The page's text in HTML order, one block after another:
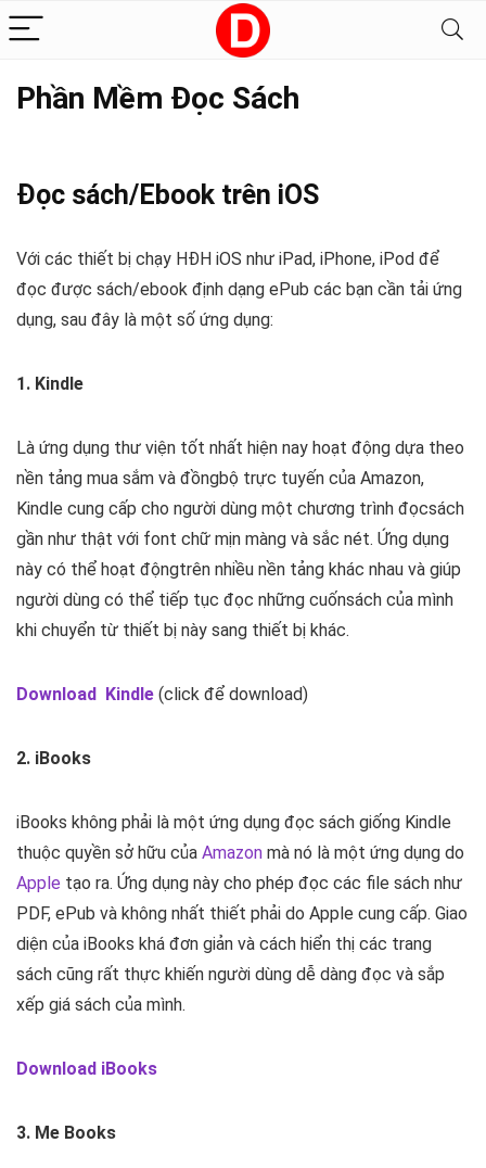
Phần Mềm Đọc Sách
Đọc sách/Ebook trên iOS
Với các thiết bị chạy HĐH iOS như iPad, iPhone, iPod để
đọc được sách/ebook định dạng ePub các bạn cần tải ứng
dụng, sau đây là một số ứng dụng:
1. Kindle
Là ứng dụng thư viện tốt nhất hiện nay hoạt động dựa theo
nền tảng mua sắm và đồngbộ trực tuyến của Amazon,
Kindle cung cấp cho người dùng một chương trình đọcsách
gần như thật với font chữ mịn màng và sắc nét. Ứng dụng
này có thể hoạt độngtrên nhiều nền tảng khác nhau và giúp
người dùng có thể tiếp tục đọc những cuốnsách của mình
khi chuyển từ thiết bị này sang thiết bị khác.
Download Kindle (click để download)
2. iBooks
iBooks không phải là một ứng dụng đọc sách giống Kindle
thuộc quyền sở hữu của Amazon mà nó là một ứng dụng do
Apple tạo ra. Ứng dụng này cho phép đọc các file sách như
PDF, ePub và không nhất thiết phải do Apple cung cấp. Giao
diện của iBooks khá đơn giản và cách hiển thị các trang
sách cũng rất thực khiến người dùng dễ dàng đọc và sắp
xếp giá sách của mình.
Download iBooks
3. Me Books